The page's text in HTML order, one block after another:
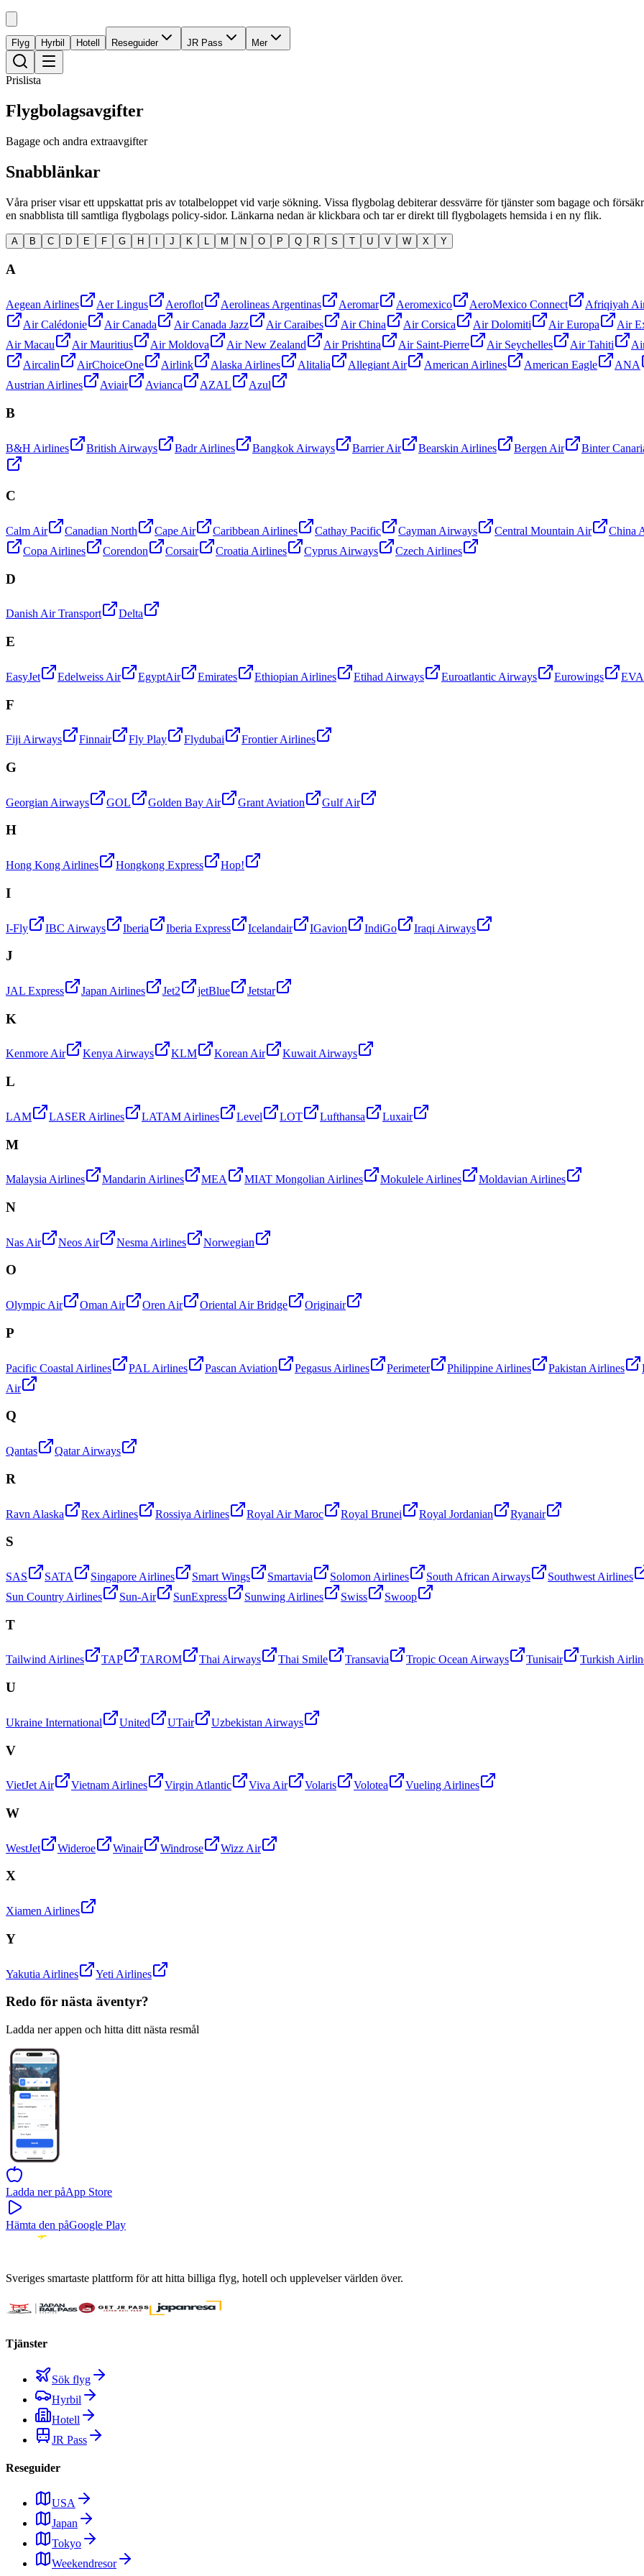
Flyg Hyrbil Hotell Reseguider JR Pass Mer
Prislista
Flygbolagsavgifter
Bagage och andra extraavgifter
Snabblänkar
Våra priser visar ett uppskattat pris av totalbeloppet vid varje sökning. Vissa flygbolag debiterar dessvärre för tjänster som bagage och
en snabblista till samtliga flygbolags policy-sidor. Länkarna nedan är klickbara och tar er direkt till flygbolagets hemsida i en ny flik.
A B C D E F G H I J K L M N O P Q R S T U V W X Y
A
Aegean Airlines Aer Lingus Aeroflot Aerolineas Argentinas Aeromar Aeromexico AeroMexico Connect
Afriqiyah
Air Calédonie
Air Canada Air Canada Jazz Air Caraibes Air China Air Corsica Air Dolomiti Air Europa
Air
Air Macau
Air Mauritius Air Moldova Air New Zealand Air Prishtina Air Saint-Pierre Air Seychelles Air Tahiti
Aircalin
AirChoiceOne Airlink Alaska Airlines Alitalia Allegiant Air American Airlines American Eagle
ANA
Austrian Airlines
Aviair Avianca AZAL Azul
B
B&H Airlines British Airways Badr Airlines Bangkok Airways Barrier Air Bearskin Airlines Bergen Air Binter
C
Calm Air Canadian North Cape Air Caribbean Airlines Cathay Pacific Cayman Airways Central Mountain Air
China
Copa Airlines
Corendon Corsair Croatia Airlines Cyprus Airways Czech Airlines
D
Danish Air Transport Delta
E
EasyJet Edelweiss Air EgyptAir Emirates Ethiopian Airlines Etihad Airways Euroatlantic Airways Eurowings
F
Fiji Airways Finnair Fly Play Flydubai Frontier Airlines
G
Georgian Airways GOL Golden Bay Air Grant Aviation Gulf Air
H
Hong Kong Airlines Hongkong Express Hop!
I
I-Fly IBC Airways Iberia Iberia Express Icelandair IGavion IndiGo Iraqi Airways
J
JAL Express Japan Airlines Jet2 jetBlue Jetstar
K
Kenmore Air Kenya Airways KLM Korean Air Kuwait Airways
L
LAM LASER Airlines LATAM Airlines Level LOT Lufthansa Luxair
M
Malaysia Airlines Mandarin Airlines MEA MIAT Mongolian Airlines Mokulele Airlines Moldavian Airlines
N
Nas Air Neos Air Nesma Airlines Norwegian
O
Olympic Air Oman Air Oren Air Oriental Air Bridge Originair
P
Pacific Coastal Airlines PAL Airlines Pascan Aviation Pegasus Airlines Perimeter Philippine Airlines Pakistan Airlines
Air
Q
Qantas Qatar Airways
R
Ravn Alaska Rex Airlines Rossiya Airlines Royal Air Maroc Royal Brunei Royal Jordanian Ryanair
S
SAS SATA Singapore Airlines Smart Wings Smartavia Solomon Airlines South African Airways
Southwest Airlines
Sun Country Airlines
Sun-Air SunExpress Sunwing Airlines Swiss Swoop
T
Tailwind Airlines TAP TAROM Thai Airways Thai Smile Transavia Tropic Ocean Airways Tunisair Turkish
U
Ukraine International United UTair Uzbekistan Airways
V
VietJet Air Vietnam Airlines Virgin Atlantic Viva Air Volaris Volotea Vueling Airlines
W
WestJet Wideroe Winair Windrose Wizz Air
X
Xiamen Airlines
Y
Yakutia Airlines Yeti Airlines
Redo för nästa äventyr?
Ladda ner appen och hitta ditt nästa resmål
Ladda ner påApp Store
Hämta den påGoogle Play
Sveriges smartaste plattform för att hitta billiga flyg, hotell och upplevelser världen över.
Tjänster
Sök flyg
Hyrbil
Hotell
JR Pass
Reseguider
USA
Japan
Tokyo
Weekendresor